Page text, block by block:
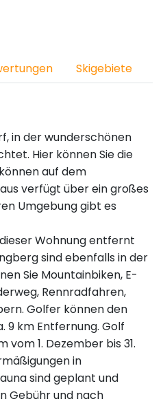
Skigebiete
in der wunderschönen
Hier können Sie die
auf dem
verfügt über ein großes
Umgebung gibt es
Wohnung entfernt
sind ebenfalls in der
Sie Mountainbiken, E-
Rennradfahren,
Golfer können den
9 km Entfernung. Golf
1. Dezember bis 31.
in
sind geplant und
Gebühr und nach